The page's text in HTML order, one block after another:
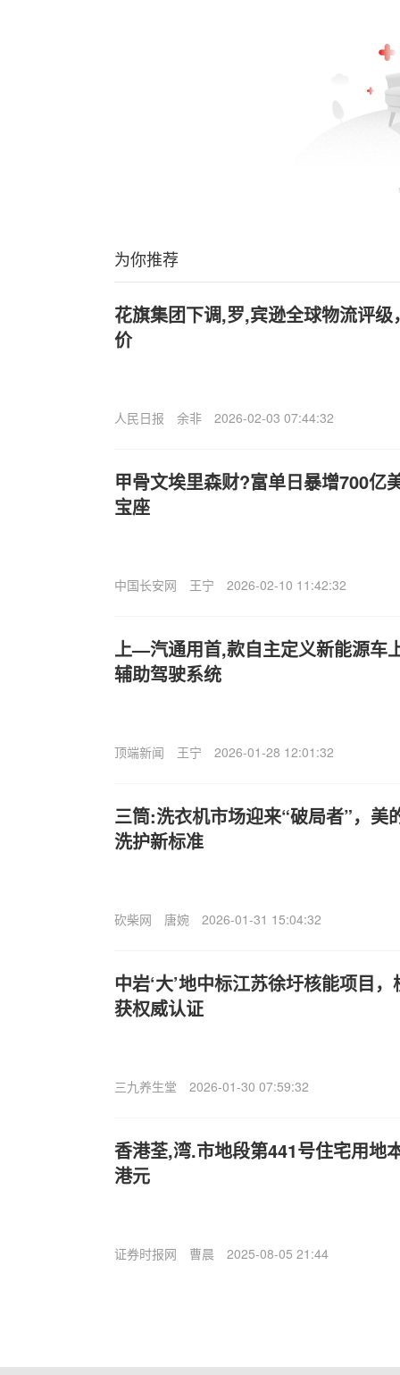
为你推荐
花旗集团下调,罗,宾逊全球物流评
价
人民日报 余非 2026-02-03 07:44:32
甲骨文埃里森财?富单日暴增700亿
宝座
中国长安网 王宁 2026-02-10 11:42:32
上—汽通用首,款自主定义新能源车
辅助驾驶系统
顶端新闻 王宁 2026-01-28 12:01:32
三筒:洗衣机市场迎来“破局者”，美
洗护新标准
砍柴网 唐婉 2026-01-31 15:04:32
中岩‘大’地中标江苏徐圩核能项目
获权威认证
三九养生堂 2026-01-30 07:59:32
香港荃,湾.市地段第441号住宅用地
港元
证券时报网 曹晨 2025-08-05 21:44